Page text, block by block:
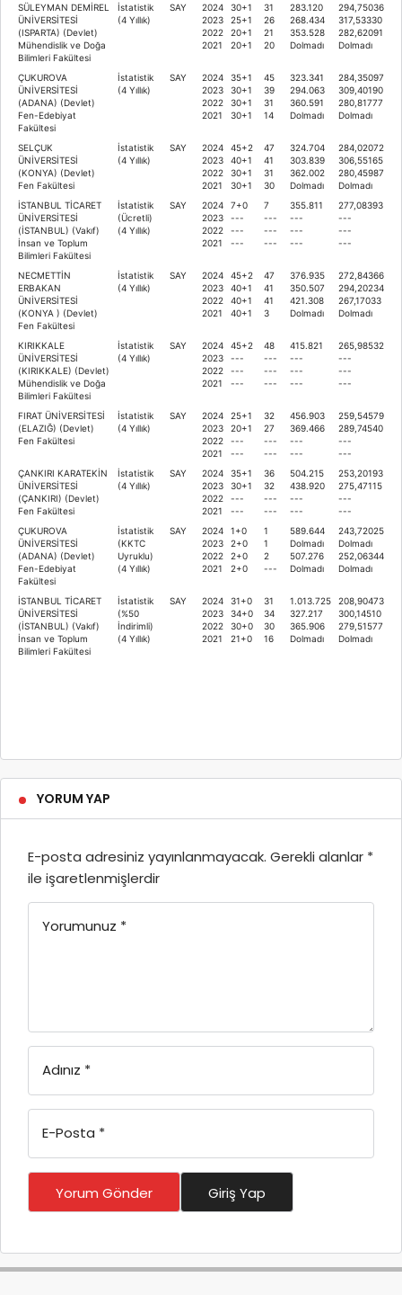
SÜLEYMAN DEMİREL
ÜNİVERSİTESİ
(ISPARTA) (Devlet)
Mühendislik ve Doğa
Bilimleri Fakültesi
İstatistik
(4 Yıllık)
SAY
2024
2023
2022
2021
30+1
25+1
20+1
20+1
31
26
21
20
283.120
268.434
353.528
Dolmadı
294,75036
317,53330
282,62091
Dolmadı
ÇUKUROVA
ÜNİVERSİTESİ
(ADANA) (Devlet)
Fen-Edebiyat
Fakültesi
İstatistik
(4 Yıllık)
SAY
2024
2023
2022
2021
35+1
30+1
30+1
30+1
45
39
31
14
323.341
294.063
360.591
Dolmadı
284,35097
309,40190
280,81777
Dolmadı
SELÇUK
ÜNİVERSİTESİ
(KONYA) (Devlet)
Fen Fakültesi
İstatistik
(4 Yıllık)
SAY
2024
2023
2022
2021
45+2
40+1
30+1
30+1
47
41
31
30
324.704
303.839
362.002
Dolmadı
284,02072
306,55165
280,45987
Dolmadı
İSTANBUL TİCARET
ÜNİVERSİTESİ
(İSTANBUL) (Vakıf)
İnsan ve Toplum
Bilimleri Fakültesi
İstatistik
(Ücretli)
(4 Yıllık)
SAY
2024
2023
2022
2021
7+0
---
---
---
7
---
---
---
355.811
---
---
---
277,08393
---
---
---
NECMETTİN
ERBAKAN
ÜNİVERSİTESİ
(KONYA ) (Devlet)
Fen Fakültesi
İstatistik
(4 Yıllık)
SAY
2024
2023
2022
2021
45+2
40+1
40+1
40+1
47
41
41
3
376.935
350.507
421.308
Dolmadı
272,84366
294,20234
267,17033
Dolmadı
KIRIKKALE
ÜNİVERSİTESİ
(KIRIKKALE) (Devlet)
Mühendislik ve Doğa
Bilimleri Fakültesi
İstatistik
(4 Yıllık)
SAY
2024
2023
2022
2021
45+2
---
---
---
48
---
---
---
415.821
---
---
---
265,98532
---
---
---
FIRAT ÜNİVERSİTESİ
(ELAZIĞ) (Devlet)
Fen Fakültesi
İstatistik
(4 Yıllık)
SAY
2024
2023
2022
2021
25+1
20+1
---
---
32
27
---
---
456.903
369.466
---
---
259,54579
289,74540
---
---
ÇANKIRI KARATEKİN
ÜNİVERSİTESİ
(ÇANKIRI) (Devlet)
Fen Fakültesi
İstatistik
(4 Yıllık)
SAY
2024
2023
2022
2021
35+1
30+1
---
---
36
32
---
---
504.215
438.920
---
---
253,20193
275,47115
---
---
ÇUKUROVA
ÜNİVERSİTESİ
(ADANA) (Devlet)
Fen-Edebiyat
Fakültesi
İstatistik
(KKTC
Uyruklu)
(4 Yıllık)
SAY
2024
2023
2022
2021
1+0
2+0
2+0
2+0
1
1
2
---
589.644
Dolmadı
507.276
Dolmadı
243,72025
Dolmadı
252,06344
Dolmadı
İSTANBUL TİCARET
ÜNİVERSİTESİ
(İSTANBUL) (Vakıf)
İnsan ve Toplum
Bilimleri Fakültesi
İstatistik
(%50
İndirimli)
(4 Yıllık)
SAY
2024
2023
2022
2021
31+0
34+0
30+0
21+0
31
34
30
16
1.013.725
327.217
365.906
Dolmadı
208,90473
300,14510
279,51577
Dolmadı
YORUM YAP
E-posta adresiniz yayınlanmayacak. Gerekli alanlar *
ile işaretlenmişlerdir
Yorumunuz *
Adınız *
E-Posta *
Yorum Gönder Giriş Yap